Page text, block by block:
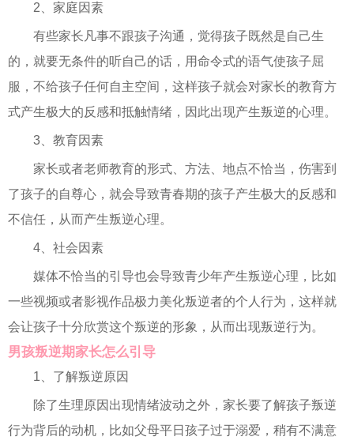
2、家庭因素
有些家长凡事不跟孩子沟通，觉得孩子既然是自己生
的，就要无条件的听自己的话，用命令式的语气使孩子屈
服，不给孩子任何自主空间，这样孩子就会对家长的教育方
式产生极大的反感和抵触情绪，因此出现产生叛逆的心理。
3、教育因素
家长或者老师教育的形式、方法、地点不恰当，伤害到
了孩子的自尊心，就会导致青春期的孩子产生极大的反感和
不信任，从而产生叛逆心理。
4、社会因素
媒体不恰当的引导也会导致青少年产生叛逆心理，比如
一些视频或者影视作品极力美化叛逆者的个人行为，这样就
会让孩子十分欣赏这个叛逆的形象，从而出现叛逆行为。
男孩叛逆期家长怎么引导
1、了解叛逆原因
除了生理原因出现情绪波动之外，家长要了解孩子叛逆
行为背后的动机，比如父母平日孩子过于溺爱，稍有不满意